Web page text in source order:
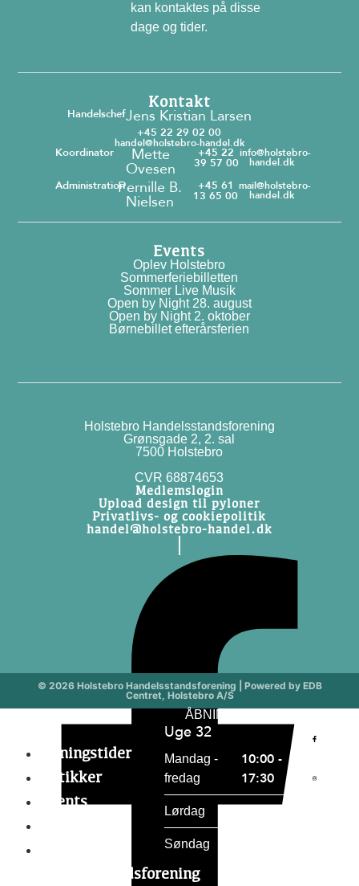
Holstebro Handelsstandsforening
Grønsgade 2, 2. sal
7500 Holstebro
CVR 68874653
Medlemslogin
Upload design til pyloner
Privatlivs- og cookiepolitik
handel@holstebro-handel.dk
kan kontaktes på disse
dage og tider.
Kontakt
HandelschefJens Kristian Larsen
+45 22 29 02 00
handel@holstebro-handel.dk
Koordinator Mette
Ovesen
+45 22
39 57 00
info@holstebro-
handel.dk
AdministrationPernille B.
Nielsen
+45 61
13 65 00
mail@holstebro-
handel.dk
Events
Oplev Holstebro
Sommerferiebilletten
Sommer Live Musik
Open by Night 28. august
Open by Night 2. oktober
Børnebillet efterårsferien
© 2026 Holstebro Handelsstandsforening | Powered by EDB
Centret, Holstebro A/S
Åbningstider
Butikker
Events
handelsstandsforening
ÅBNINGSTIDER
Uge 32
Mandag -
fredag
10:00 -
17:30
Lørdag
Søndag